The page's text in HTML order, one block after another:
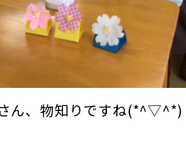
ん、物知りですね(*^▽^*)